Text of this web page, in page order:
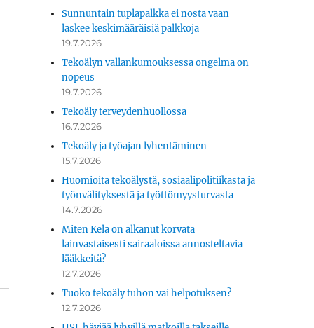
Sunnuntain tuplapalkka ei nosta vaan
laskee keskimääräisiä palkkoja
19.7.2026
Tekoälyn vallankumouksessa ongelma on
nopeus
19.7.2026
Tekoäly terveydenhuollossa
16.7.2026
Tekoäly ja työajan lyhentäminen
15.7.2026
Huomioita tekoälystä, sosiaalipolitiikasta ja
työnvälityksestä ja työttömyysturvasta
14.7.2026
Miten Kela on alkanut korvata
lainvastaisesti sairaaloissa annosteltavia
lääkkeitä?
12.7.2026
Tuoko tekoäly tuhon vai helpotuksen?
12.7.2026